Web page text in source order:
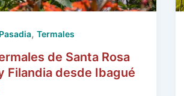
Pasadia, Termales
de Santa Rosa
Filandia desde Ibagué